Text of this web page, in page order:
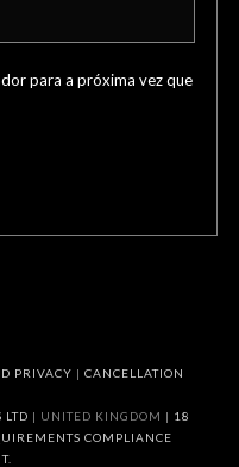
para a próxima vez que
PRIVACY | CANCELLATION
LTD | UNITED KINGDOM | 18
COMPLIANCE